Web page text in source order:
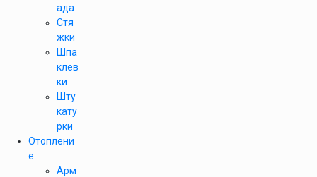
ада
Стя
жки
Шпа
клев
ки
Шту
кату
рки
Отоплени
е
Арм